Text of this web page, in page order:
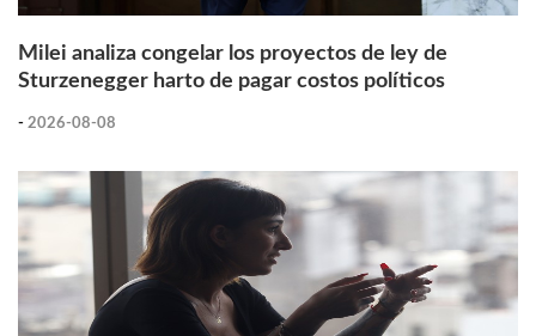
Milei analiza congelar los proyectos de ley de
Sturzenegger harto de pagar costos políticos
- 2026-08-08